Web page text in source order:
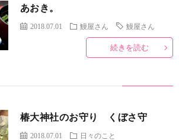
あおき。
2018.07.01 鰻屋さん 鰻屋さん
続きを読む
椿大神社のお守り くぼさ守
2018.07.01
日々のこと